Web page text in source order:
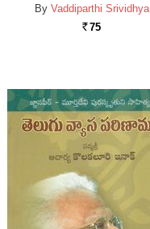
By Vaddiparthi Srividhya
Rs. 75